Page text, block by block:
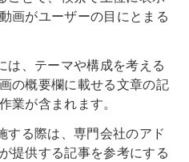
画がユーザーの目にとまる
は、テーマや構成を考える
の概要欄に載せる文章の記
業が含まれます。
する際は、専門会社のアド
提供する記事を参考にする